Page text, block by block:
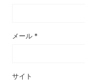
メール *
サイト